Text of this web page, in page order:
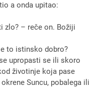
a onda upitao:
zlo? – reče on. Božiji
to istinsko dobro?
upropasti se ili skoro
životinje koja pase
Suncu, pobalega ili